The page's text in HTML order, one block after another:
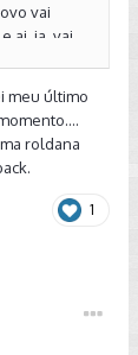
vai
ai ja vai
carro e
nao é o
um log de
meu último
roldana
1